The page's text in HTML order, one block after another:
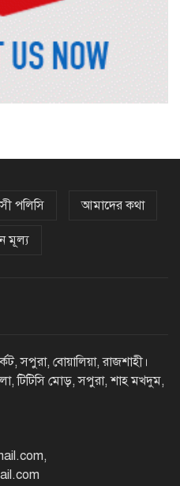
চলন্ত ট্রেনে উঠতে গিয়ে কাটা পড়ে
নির্বাচনের চূড়ান্ত তারিখ ঘোষণা
আগস্ট
প্রশাসন গড়াই সরকারের মূল
ভূমিমন্ত্রী
পলিসি আমাদের কথা
মূল্য
সপুরা, বোয়ালিয়া, রাজশাহী।
টিটিসি মোড়, সপুরা, শাহ মখদুম,
,